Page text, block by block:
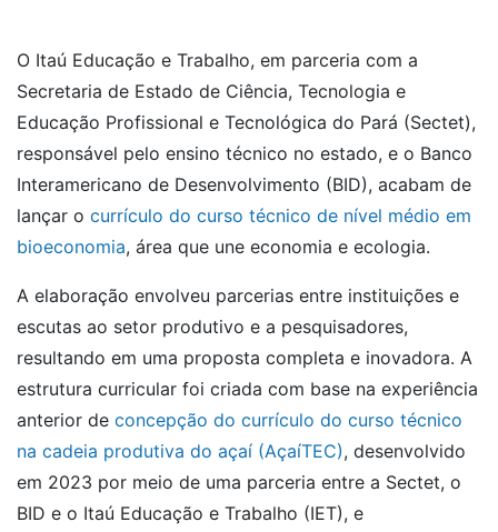
O Itaú Educação e Trabalho, em parceria com a
Secretaria de Estado de Ciência, Tecnologia e
Educação Profissional e Tecnológica do Pará (Sectet),
responsável pelo ensino técnico no estado, e o Banco
Interamericano de Desenvolvimento (BID), acabam de
lançar o currículo do curso técnico de nível médio em
bioeconomia, área que une economia e ecologia.
A elaboração envolveu parcerias entre instituições e
escutas ao setor produtivo e a pesquisadores,
resultando em uma proposta completa e inovadora. A
estrutura curricular foi criada com base na experiência
anterior de concepção do currículo do curso técnico
na cadeia produtiva do açaí (AçaíTEC), desenvolvido
em 2023 por meio de uma parceria entre a Sectet, o
BID e o Itaú Educação e Trabalho (IET), e